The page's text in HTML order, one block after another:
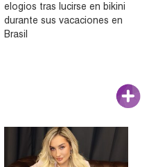
elogios tras lucirse en bikini
durante sus vacaciones en
Brasil